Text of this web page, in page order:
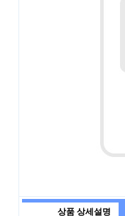
상품 상세설명